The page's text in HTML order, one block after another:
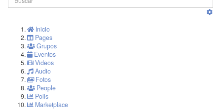
Inicio
Pages
Grupos
Eventos
Videos
Audio
Fotos
People
Polls
Marketplace